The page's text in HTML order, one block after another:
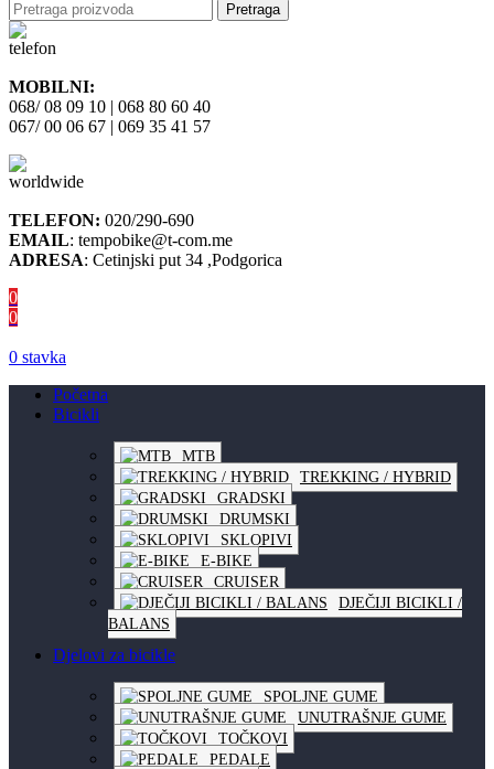
Pretraga
MOBILNI:
068/ 08 09 10 | 068 80 60 40
067/ 00 06 67 | 069 35 41 57
TELEFON: 020/290-690
EMAIL: tempobike@t-com.me
ADRESA: Cetinjski put 34 ,Podgorica
0
0
0 stavka
Početna
Bicikli
MTB
TREKKING / HYBRID
GRADSKI
DRUMSKI
SKLOPIVI
E-BIKE
CRUISER
DJEČIJI BICIKLI /
BALANS
Djelovi za bicikle
SPOLJNE GUME
UNUTRAŠNJE GUME
TOČKOVI
PEDALE